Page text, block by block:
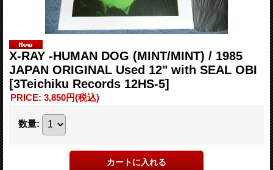
X-RAY -HUMAN DOG (MINT/MINT) / 1985
JAPAN ORIGINAL Used 12" with SEAL OBI
[3Teichiku Records 12HS-5]
PRICE: 3,850円(税込)
数量: